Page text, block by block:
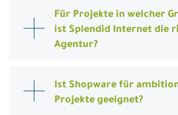
Für Projekte in welcher
ist Splendid Internet die
Agentur?
Ist Shopware für
Projekte geeignet?